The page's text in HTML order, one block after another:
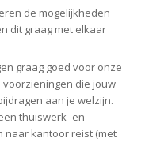
de mogelijkheden
dit graag met elkaar
graag goed voor onze
die jouw
aan je welzijn.
thuiswerk- en
naar kantoor reist (met